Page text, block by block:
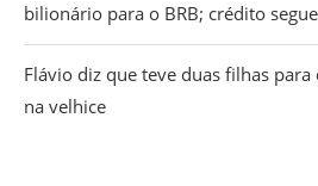
bilionário para o BRB; crédito
Flávio diz que teve duas filhas
na velhice